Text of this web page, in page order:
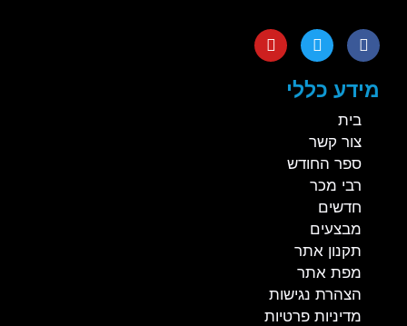
מידע כללי
בית
צור קשר
ספר החודש
רבי מכר
חדשים
מבצעים
תקנון אתר
מפת אתר
הצהרת נגישות
מדיניות פרטיות